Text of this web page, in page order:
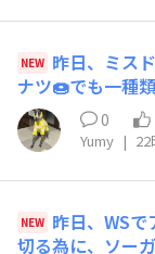
NEW 昨日、ミス
ナツ🍩でも一種
0
Yumy |
NEW 昨日、WS
切る為に、ソー